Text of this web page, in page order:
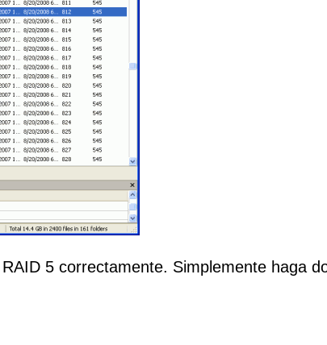
5 correctamente. Simplemente haga